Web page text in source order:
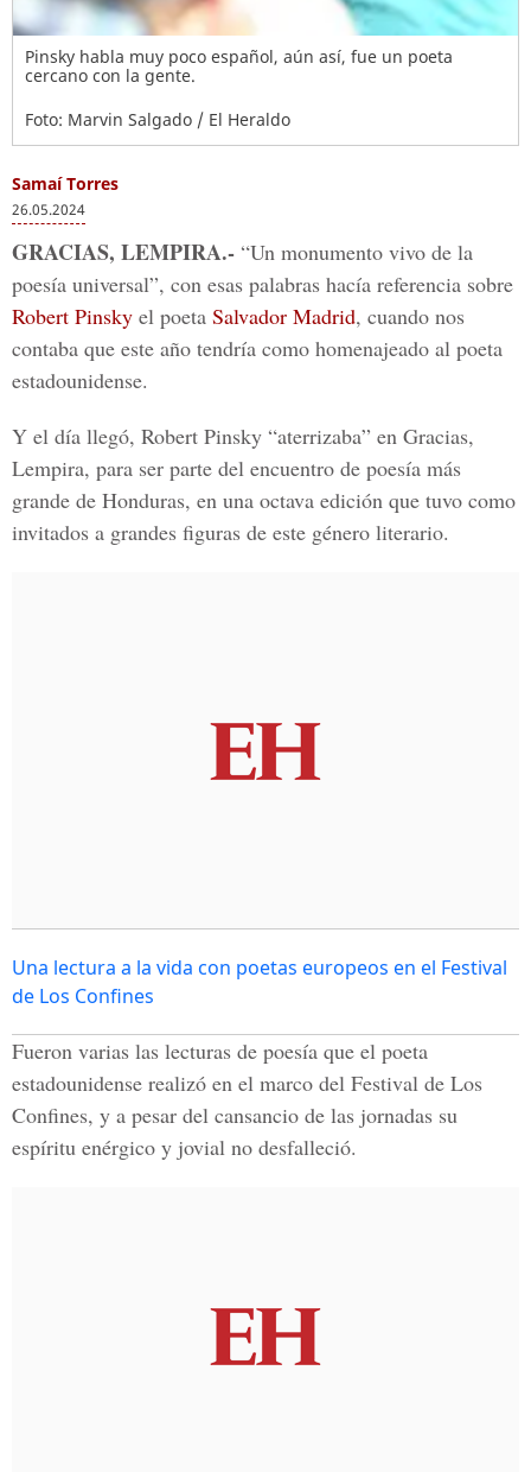
Pinsky habla muy poco español, aún así, fue un poeta
cercano con la gente.
Foto: Marvin Salgado / El Heraldo
Samaí Torres
26.05.2024
GRACIAS, LEMPIRA.- “Un monumento vivo de la
poesía universal”, con esas palabras hacía referencia sobre
Robert Pinsky el poeta Salvador Madrid, cuando nos
contaba que este año tendría como homenajeado al poeta
estadounidense.
Y el día llegó, Robert Pinsky “aterrizaba” en Gracias,
Lempira, para ser parte del encuentro de poesía más
grande de Honduras, en una octava edición que tuvo como
invitados a grandes figuras de este género literario.
Una lectura a la vida con poetas europeos en el Festival
de Los Confines
Fueron varias las lecturas de poesía que el poeta
estadounidense realizó en el marco del Festival de Los
Confines, y a pesar del cansancio de las jornadas su
espíritu enérgico y jovial no desfalleció.